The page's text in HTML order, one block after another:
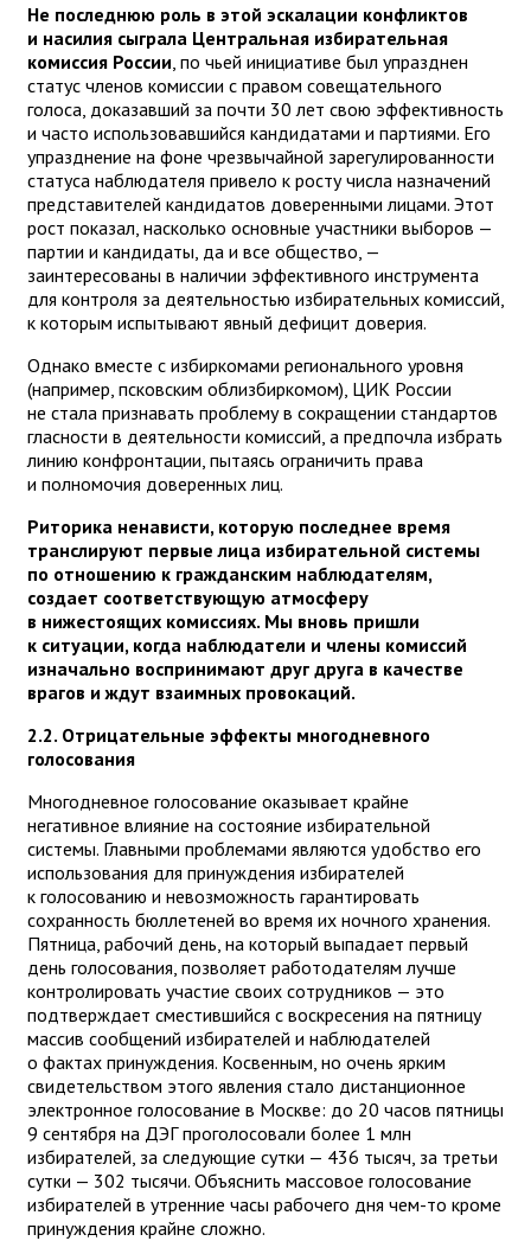
Не последнюю роль в этой эскалации конфликтов
и насилия сыграла Центральная избирательная
комиссия России , по чьей инициативе был упразднен
статус членов комиссии с правом совещательного
голоса, доказавший за почти 30 лет свою эффективность
и часто использовавшийся кандидатами и партиями. Его
упразднение на фоне чрезвычайной зарегулированности
статуса наблюдателя привело к росту числа назначений
представителей кандидатов доверенными лицами. Этот
рост показал, насколько основные участники выборов —
партии и кандидаты, да и все общество, —
заинтересованы в наличии эффективного инструмента
для контроля за деятельностью избирательных комиссий,
к которым испытывают явный дефицит доверия.
Однако вместе с избиркомами регионального уровня
(например, псковским облизбиркомом), ЦИК России
не стала признавать проблему в сокращении стандартов
гласности в деятельности комиссий, а предпочла избрать
линию конфронтации, пытаясь ограничить права
и полномочия доверенных лиц.
Риторика ненависти, которую последнее время
транслируют первые лица избирательной системы
по отношению к гражданским наблюдателям,
создает соответствующую атмосферу
в нижестоящих комиссиях. Мы вновь пришли
к ситуации, когда наблюдатели и члены комиссий
изначально воспринимают друг друга в качестве
врагов и ждут взаимных провокаций.
2.2. Отрицательные эффекты многодневного
голосования
Многодневное голосование оказывает крайне
негативное влияние на состояние избирательной
системы. Главными проблемами являются удобство его
использования для принуждения избирателей
к голосованию и невозможность гарантировать
сохранность бюллетеней во время их ночного хранения.
Пятница, рабочий день, на который выпадает первый
день голосования, позволяет работодателям лучше
контролировать участие своих сотрудников — это
подтверждает сместившийся с воскресения на пятницу
массив сообщений избирателей и наблюдателей
о фактах принуждения. Косвенным, но очень ярким
свидетельством этого явления стало дистанционное
электронное голосование в Москве: до 20 часов пятницы
9 сентября на ДЭГ проголосовали более 1 млн
избирателей, за следующие сутки — 436 тысяч, за третьи
сутки — 302 тысячи. Объяснить массовое голосование
избирателей в утренние часы рабочего дня чем-то кроме
принуждения крайне сложно.